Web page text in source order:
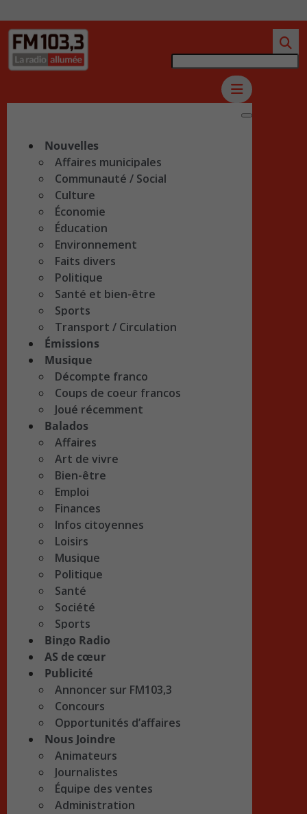
Nouvelles
Affaires municipales
Communauté / Social
Culture
Économie
Éducation
Environnement
Faits divers
Politique
Santé et bien-être
Sports
Transport / Circulation
Émissions
Musique
Décompte franco
Coups de coeur francos
Joué récemment
Balados
Affaires
Art de vivre
Bien-être
Emploi
Finances
Infos citoyennes
Loisirs
Musique
Politique
Santé
Société
Sports
Bingo Radio
AS de cœur
Publicité
Annoncer sur FM103,3
Concours
Opportunités d’affaires
Nous Joindre
Animateurs
Journalistes
Équipe des ventes
Administration